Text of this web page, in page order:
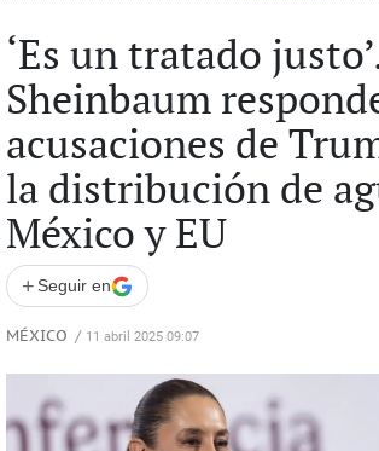
‘Es un tratado
Sheinbaum
acusaciones de
la distribución de
México y EU
+ Seguir en
MÉXICO / 11 abril 2025 09:07